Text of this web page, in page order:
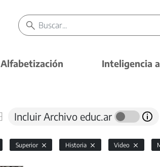
Alfabetización Inteligencia
Incluir Archivo educ.ar
Superior Historia Video